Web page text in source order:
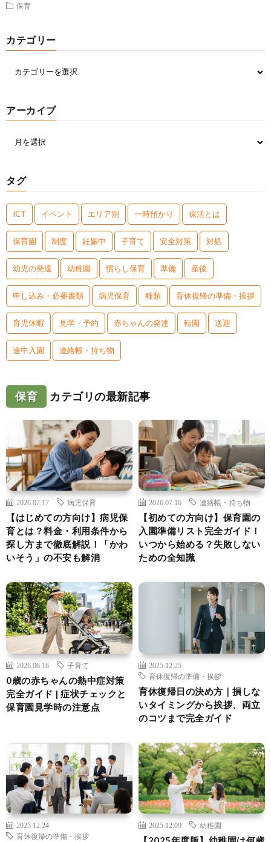
保育
カテゴリー
アーカイブ
タグ
ICT イベント エリア別 一時預かり 保活とは
保育園 制度 妊娠中 子育て 安全対策 対処
幼児の発達 幼稚園 慣らし保育 準備 産後
申し込み・必要書類 病児保育 種類 育休復帰の準備・挨拶
育児休暇 見学・予約 赤ちゃんの発達 転園 送迎
途中入園 連絡帳・持ち物
保育 カテゴリの最新記事
2026.07.17 病児保育
【はじめての方向け】病児保
育とは？料金・利用条件から
探し方まで徹底解説！「かわ
いそう」の不安も解消
2026.07.16 連絡帳・持ち物
【初めての方向け】保育園の
入園準備リスト完全ガイド！
いつから始める？失敗しない
ための全知識
2026.06.16 子育て
0歳の赤ちゃんの熱中症対策
完全ガイド | 症状チェックと
保育園見学時の注意点
2025.12.25
育休復帰の準備・挨拶
育休復帰日の決め方｜損しな
いタイミングから挨拶、両立
のコツまで完全ガイド
2025.12.24
育休復帰の準備・挨拶
2025.12.09 幼稚園